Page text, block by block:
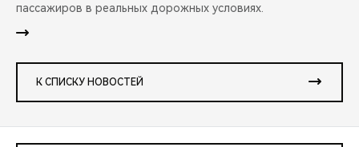
пассажиров в реальных дорожных условиях.
К СПИСКУ НОВОСТЕЙ